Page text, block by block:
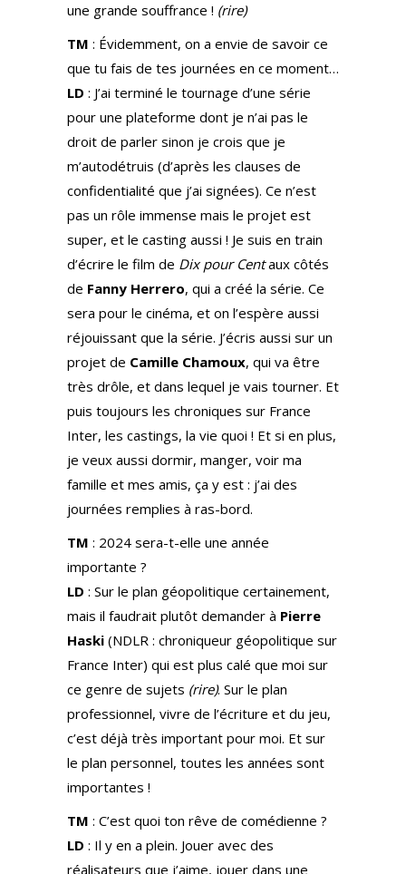
une grande souffrance ! (rire)
TM : Évidemment, on a envie de savoir ce
que tu fais de tes journées en ce moment…
LD : J’ai terminé le tournage d’une série
pour une plateforme dont je n’ai pas le
droit de parler sinon je crois que je
m’autodétruis (d’après les clauses de
confidentialité que j’ai signées). Ce n’est
pas un rôle immense mais le projet est
super, et le casting aussi ! Je suis en train
d’écrire le film de Dix pour Centaux côtés
de Fanny Herrero, qui a créé la série. Ce
sera pour le cinéma, et on l’espère aussi
réjouissant que la série. J’écris aussi sur un
projet de Camille Chamoux, qui va être
très drôle, et dans lequel je vais tourner. Et
puis toujours les chroniques sur France
Inter, les castings, la vie quoi ! Et si en plus,
je veux aussi dormir, manger, voir ma
famille et mes amis, ça y est : j’ai des
journées remplies à ras-bord.
TM : 2024 sera-t-elle une année
importante ?
LD : Sur le plan géopolitique certainement,
mais il faudrait plutôt demander à Pierre
Haski (NDLR : chroniqueur géopolitique sur
France Inter) qui est plus calé que moi sur
ce genre de sujets (rire). Sur le plan
professionnel, vivre de l’écriture et du jeu,
c’est déjà très important pour moi. Et sur
le plan personnel, toutes les années sont
importantes !
TM : C’est quoi ton rêve de comédienne ?
LD : Il y en a plein. Jouer avec des
réalisateurs que j’aime, jouer dans une